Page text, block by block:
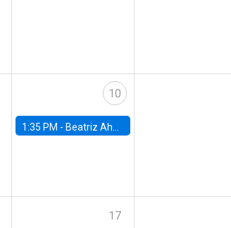
10
1:35 PM - Beatriz Ahumada, PhD candidate, Universidad de Pittsburgh
17